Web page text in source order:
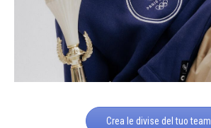
Crea le divise del tuo team